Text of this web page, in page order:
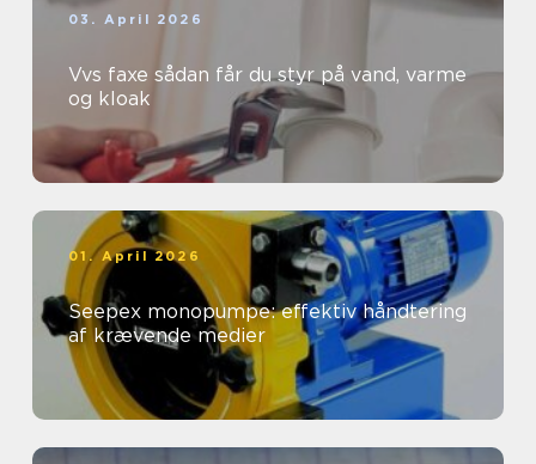
03. April 2026
Vvs faxe sådan får du styr på vand, varme
og kloak
01. April 2026
Seepex monopumpe: effektiv håndtering
af krævende medier